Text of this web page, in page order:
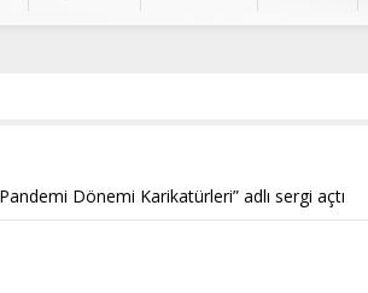
Dönemi Karikatürleri” adlı sergi açtı